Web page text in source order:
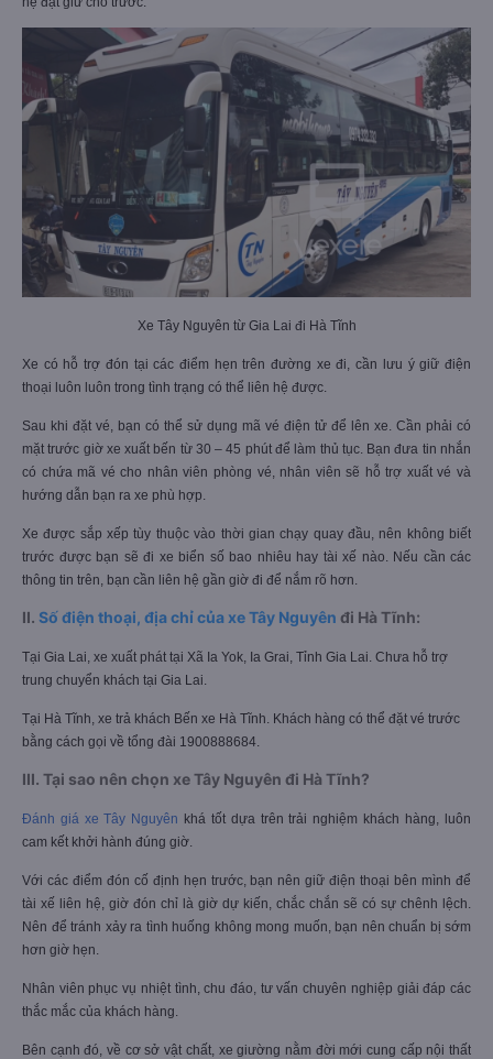
Xe Tây Nguyên từ Gia Lai đi Hà Tĩnh
Xe có hỗ trợ đón tại các điểm hẹn trên đường xe đi, cần lưu ý giữ điện
thoại luôn luôn trong tình trạng có thể liên hệ được.
Sau khi đặt vé, bạn có thể sử dụng mã vé điện tử để lên xe. Cần phải có
mặt trước giờ xe xuất bến từ 30 – 45 phút để làm thủ tục. Bạn đưa tin nhắn
có chứa mã vé cho nhân viên phòng vé, nhân viên sẽ hỗ trợ xuất vé và
hướng dẫn bạn ra xe phù hợp.
Xe được sắp xếp tùy thuộc vào thời gian chạy quay đầu, nên không biết
trước được bạn sẽ đi xe biển số bao nhiêu hay tài xế nào. Nếu cần các
thông tin trên, bạn cần liên hệ gần giờ đi để nắm rõ hơn.
II. Số điện thoại, địa chỉ của xe Tây Nguyên đi Hà Tĩnh:
Tại Gia Lai, xe xuất phát tại Xã Ia Yok, Ia Grai, Tỉnh Gia Lai. Chưa hỗ trợ
trung chuyển khách tại Gia Lai.
Tại Hà Tĩnh, xe trả khách Bến xe Hà Tĩnh. Khách hàng có thể đặt vé trước
bằng cách gọi về tổng đài 1900888684.
III. Tại sao nên chọn xe Tây Nguyên đi Hà Tĩnh?
Đánh giá xe Tây Nguyên khá tốt dựa trên trải nghiệm khách hàng, luôn
cam kết khởi hành đúng giờ.
Với các điểm đón cố định hẹn trước, bạn nên giữ điện thoại bên mình để
tài xế liên hệ, giờ đón chỉ là giờ dự kiến, chắc chắn sẽ có sự chênh lệch.
Nên để tránh xảy ra tình huống không mong muốn, bạn nên chuẩn bị sớm
hơn giờ hẹn.
Nhân viên phục vụ nhiệt tình, chu đáo, tư vấn chuyên nghiệp giải đáp các
thắc mắc của khách hàng.
Bên cạnh đó, về cơ sở vật chất, xe giường nằm đời mới cung cấp nội thất